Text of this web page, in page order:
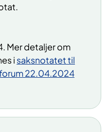
Mer detaljer om
i saksnotatet til
22.04.2024